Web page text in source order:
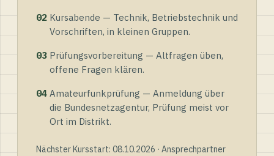
02 Kursabende — Technik, Betriebstechnik und
Vorschriften, in kleinen Gruppen.
03 Prüfungsvorbereitung — Altfragen üben,
offene Fragen klären.
04 Amateurfunkprüfung — Anmeldung über
die Bundesnetzagentur, Prüfung meist vor
Ort im Distrikt.
Nächster Kursstart: 08.10.2026 · Ansprechpartner